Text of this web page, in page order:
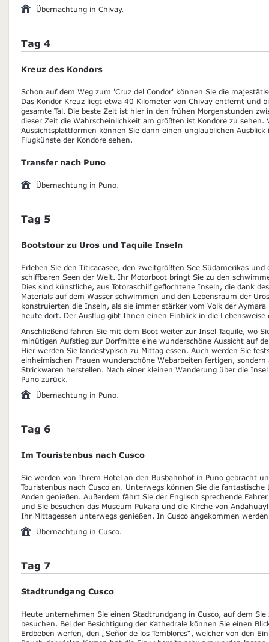
Übernachtung in Chivay.
Tag 4
Kreuz des Kondors
Schon auf dem Weg zum 'Cruz del Condor' können Sie die
Das Kondor Kreuz liegt etwa 40 Kilometer von Chivay entfernt und
gesamte Tal. Die beste Zeit ist hier in den frühen Morgenstunden
dieser Zeit die Wahrscheinlichkeit am größten ist Kondore zu sehen.
Aussichtsplattformen können Sie dann einen unglaublichen Ausblick
Flugkünste der Kondore sehen.
Transfer nach Puno
Übernachtung in Puno.
Tag 5
Bootstour zu Uros und Taquile Inseln
Erleben Sie den Titicacasee, den zweitgrößten See Südamerikas
schiffbaren Seen der Welt. Ihr Motorboot bringt Sie zu den
Dies sind künstliche, aus Totoraschilf geflochtene Inseln, die dank
Materials auf dem Wasser schwimmen und den Lebensraum der
konstruierten die Inseln, als sie immer stärker vom Volk der
heute dort. Der Ausflug gibt Ihnen einen Einblick in die Lebensweise
Anschließend fahren Sie mit dem Boot weiter zur Insel Taquile, wo
minütigen Aufstieg zur Dorfmitte eine wunderschöne Aussicht auf
Hier werden Sie landestypisch zu Mittag essen. Auch werden Sie
einheimischen Frauen wunderschöne Webarbeiten fertigen,
Strickwaren herstellen. Nach einer kleinen Wanderung über die
Puno zurück.
Übernachtung in Puno.
Tag 6
Im Touristenbus nach Cusco
Sie werden von Ihrem Hotel an den Busbahnhof in Puno gebracht
Touristenbus nach Cusco an. Unterwegs können Sie die
Anden genießen. Außerdem fährt Sie der Englisch sprechende
und Sie besuchen das Museum Pukara und die Kirche von
Ihr Mittagessen unterwegs genießen. In Cusco angekommen
Übernachtung in Cusco.
Tag 7
Stadtrundgang Cusco
Heute unternehmen Sie einen Stadtrundgang in Cusco, auf dem Sie
besuchen. Bei der Besichtigung der Kathedrale können Sie einen
Erdbeben werfen, den „Señor de los Temblores“, welcher von den